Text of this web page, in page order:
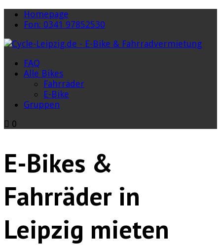
Homepage
Fon: 0341 97852530
FAQ
Alle Bikes
Fahrräder
E-Bike
Gruppen
0
E-Bikes &
Fahrräder in
Leipzig mieten